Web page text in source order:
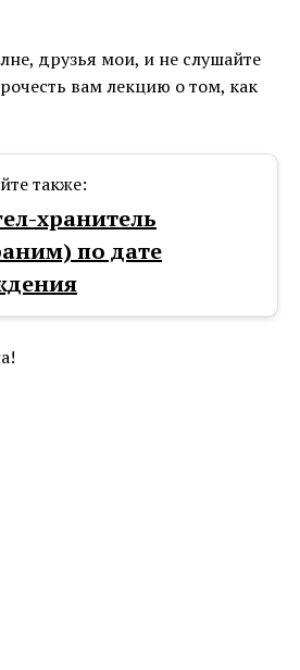
друзья мои, и не слушайте
вам лекцию о том, как
также:
хранитель
по дате